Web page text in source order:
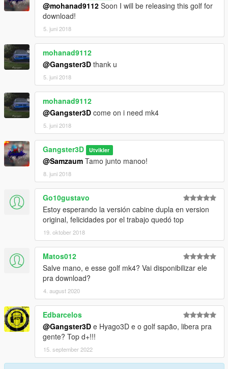
@mohanad9112 Soon I will be releasing this golf for
download!
5. juni 2018
mohanad9112
@Gangster3D thank u
5. juni 2018
mohanad9112
@Gangster3D come on i need mk4
5. juni 2018
Gangster3D Utvikler
@Samzaum Tamo junto manoo!
8. juni 2018
Go10gustavo
Estoy esperando la versión cabine dupla en version
original, felicidades por el trabajo quedó top
19. oktober 2018
Matos012
Salve mano, e esse golf mk4? Vai disponibilizar ele
pra download?
4. august 2020
Edbarcelos
@Gangster3D e Hyago3D e o golf sapão, libera pra
gente? Top d+!!!
15. september 2022